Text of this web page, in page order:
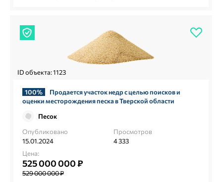
ID объекта: 1123
100%
Продается участок недр с целью поисков и
оценки месторождения песка в Тверской области
Песок
Опубликовано
15.01.2024
Просмотров
4 333
Цена:
525 000 000 ₽
529 000 000 ₽